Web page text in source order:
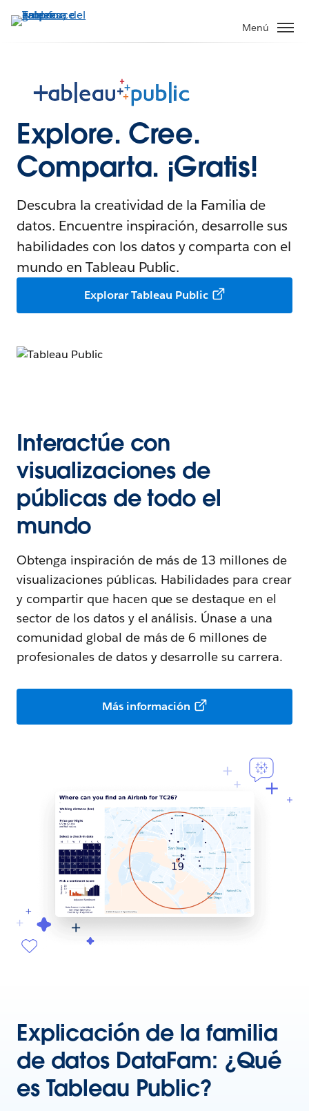
Menú
Explore. Cree.
Comparta. ¡Gratis!
Descubra la creatividad de la Familia de
datos. Encuentre inspiración, desarrolle sus
habilidades con los datos y comparta con el
mundo en Tableau Public.
Explorar Tableau Public
Interactúe con
visualizaciones de
públicas de todo el
mundo
Obtenga inspiración de más de 13 millones de
visualizaciones públicas. Habilidades para crear
y compartir que hacen que se destaque en el
sector de los datos y el análisis. Únase a una
comunidad global de más de 6 millones de
profesionales de datos y desarrolle su carrera.
Más información
Explicación de la familia
de datos DataFam: ¿Qué
es Tableau Public?